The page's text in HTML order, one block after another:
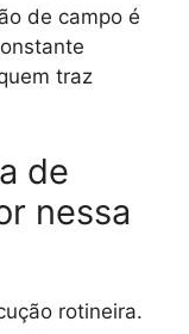
de campo é
traz
de
nessa
rotineira.